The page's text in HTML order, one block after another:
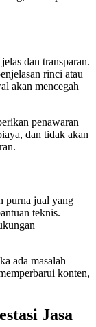
dan transparan.
rinci atau
akan mencegah
penawaran
dan tidak akan
purna jual yang
teknis.
ada masalah
konten,
Jasa